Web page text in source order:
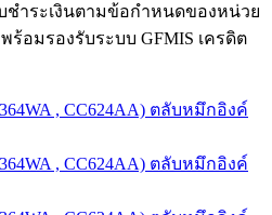
ชำระเงินตามข้อกำหนดของหน่วย
ร้อมรองรับระบบ GFMIS เครดิต